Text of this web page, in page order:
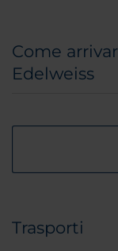
Come
Edelweiss
Trasporti